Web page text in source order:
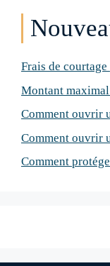
Frais de
Montant
Comment ouvrir
Comment ouvrir
Comment